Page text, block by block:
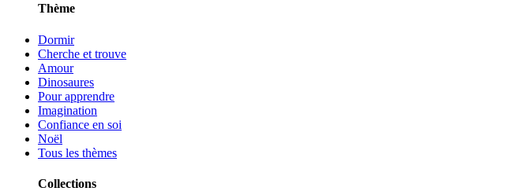
Thème
Dormir
Cherche et trouve
Amour
Dinosaures
Pour apprendre
Imagination
Confiance en soi
Noël
Tous les thèmes
Collections